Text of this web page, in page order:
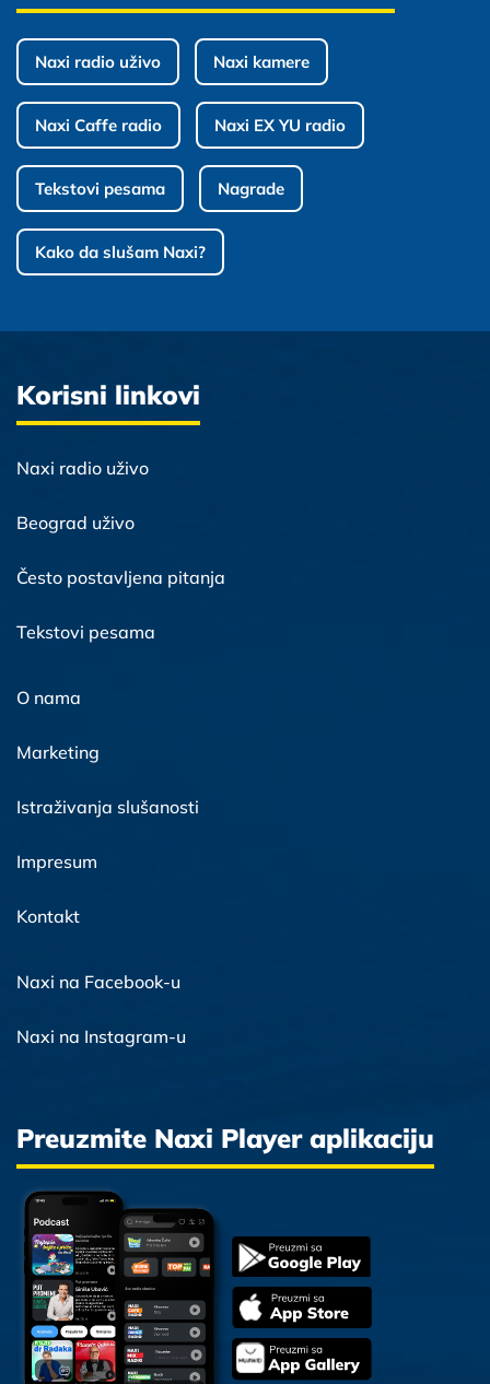
Naxi radio uživo Naxi kamere
Naxi Caffe radio Naxi EX YU radio
Tekstovi pesama Nagrade
Kako da slušam Naxi?
Korisni linkovi
Naxi radio uživo
Beograd uživo
Često postavljena pitanja
Tekstovi pesama
O nama
Marketing
Istraživanja slušanosti
Impresum
Kontakt
Naxi na Facebook-u
Naxi na Instagram-u
Preuzmite Naxi Player aplikaciju